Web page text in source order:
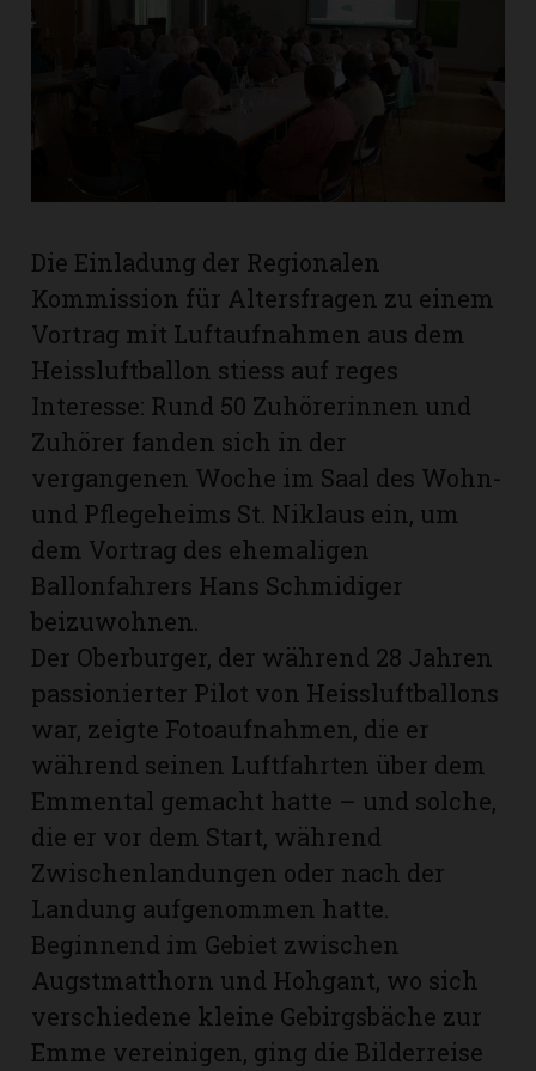
Die Einladung der Regionalen
Kommission für Altersfragen zu einem
Vortrag mit Luftaufnahmen aus dem
Heiss­luftballon stiess auf reges
Interesse: Rund 50 Zuhörerinnen und
Zuhörer fanden sich in der
vergangenen Woche im Saal des Wohn-
und Pflegeheims St. Niklaus ein, um
dem Vortrag des ehemaligen
Ballonfahrers Hans Schmidiger
beizuwohnen.
Der Oberburger, der während 28 Jahren
passionierter Pilot von Heissluftballons
war, zeigte Fotoaufnahmen, die er
während seinen Luftfahrten über dem
Emmental gemacht hatte – und solche,
die er vor dem Start, während
Zwischenlandungen oder nach der
Landung aufgenommen hatte.
Beginnend im Gebiet zwischen
Augstmatthorn und Hohgant, wo sich
verschiedene kleine Gebirgsbäche zur
Emme vereinigen, ging die Bilderreise